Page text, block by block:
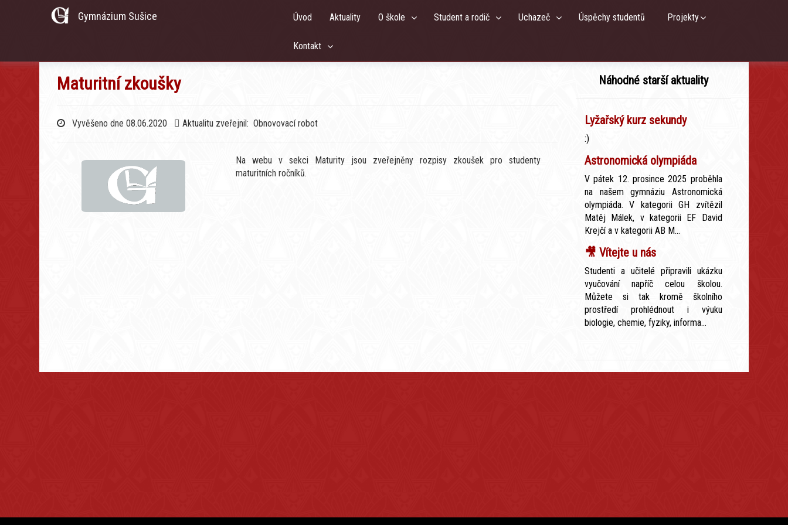
Gymnázium Sušice Úvod Aktuality O škole Student a rodič Uchazeč Úspěchy studentů Projekty
Kontakt
Maturitní zkoušky
Vyvěšeno dne 08.06.2020 Aktualitu zveřejnil: Obnovovací robot
Na webu v sekci Maturity jsou zveřejněny rozpisy zkoušek pro studenty
maturitních ročníků.
Náhodné starší aktuality
Lyžařský kurz sekundy
:)
Astronomická olympiáda
V pátek 12. prosince 2025 proběhla
na našem gymnáziu Astronomická
olympiáda. V kategorii GH zvítězil
Matěj Málek, v kategorii EF David
Krejčí a v kategorii AB M...
🎥 Vítejte u nás
Studenti a učitelé připravili ukázku
vyučování napříč celou školou.
Můžete si tak kromě školního
prostředí prohlédnout i výuku
biologie, chemie, fyziky, informa...